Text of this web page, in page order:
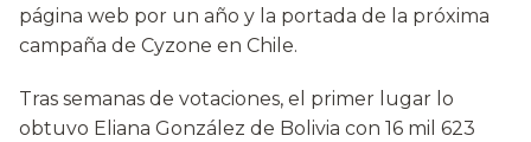
página web por un año y la portada de la próxima
campaña de Cyzone en Chile.
Tras semanas de votaciones, el primer lugar lo
obtuvo Eliana González de Bolivia con 16 mil 623